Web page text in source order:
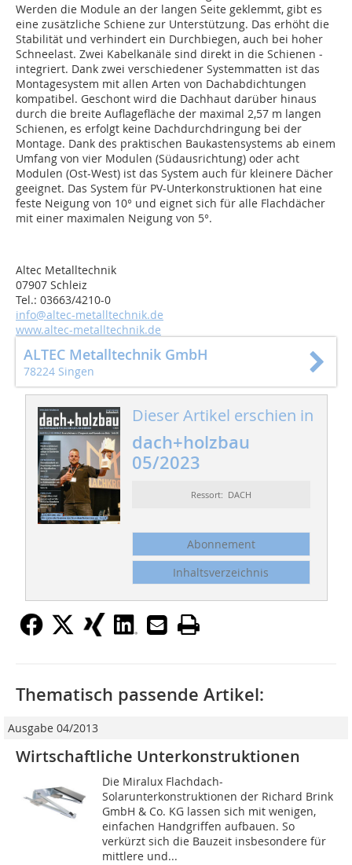
Werden die Module an der langen Seite geklemmt, gibt es
eine zusätzliche Schiene zur Unterstützung. Das erhöht die
Stabilität und verhindert ein Durchbiegen, auch bei hoher
Schneelast. Zwei Kabelkanäle sind direkt in die Schienen ­
integriert. Dank zwei verschiedener Systemmatten ist das
Montagesystem mit allen Arten von Dachabdichtungen
kompatibel. Geschont wird die Dachhaut darüber hinaus
durch die breite Auflagefläche der maximal 2,57 m langen
Schienen, es erfolgt keine Dachdurchdringung bei der
Montage. Dank des praktischen Baukastensystems ab einem
Umfang von vier Modulen (Südausrichtung) oder acht
Modulen (Ost-West) ist das System auch für kleinere Dächer
geeignet. Das System für PV-Unterkonstruktionen hat eine
feste Neigung von 10° und eignet sich für alle Flachdächer
mit einer maximalen Neigung von 5°.
Altec Metalltechnik
07907 Schleiz
Tel.: 03663/4210-0
info@altec-metalltechnik.de
www.altec-metalltechnik.de
ALTEC Metalltechnik GmbH
78224 Singen
Dieser Artikel erschien in
dach+holzbau
05/2023
Ressort: DACH
Abonnement
Inhaltsverzeichnis
Thematisch passende Artikel:
Ausgabe 04/2013
Wirtschaftliche Unterkonstruktionen
Die Miralux Flachdach-
Solarunterkonstruktionen der Richard Brink
GmbH & Co. KG lassen sich mit wenigen,
einfachen Handgriffen aufbauen. So
verkürzt sich die Bauzeit insbesondere für
mittlere und...